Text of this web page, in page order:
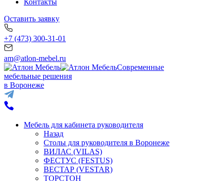
Контакты
Оставить заявку
+7 (473) 300-31-01
am@atlon-mebel.ru
Современные
мебельные решения
в Воронеже
Мебель для кабинета руководителя
Назад
Столы для руководителя в Воронеже
ВИЛАС (VILAS)
ФЕСТУС (FESTUS)
ВЕСТАР (VESTAR)
ТОРСТОН